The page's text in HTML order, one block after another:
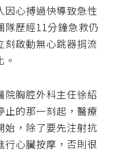
因心搏過快導致急性
隊歷經11分鐘急救仍
刻啟動無心跳器捐流
院胸腔外科主任徐紹
止的那一刻起，醫療
始，除了要先注射抗
行心臟按摩，否則很